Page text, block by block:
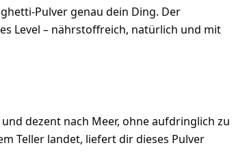
Pulver genau dein Ding. Der
Level – nährstoffreich, natürlich und mit
dezent nach Meer, ohne aufdringlich zu
Teller landet, liefert dir dieses Pulver